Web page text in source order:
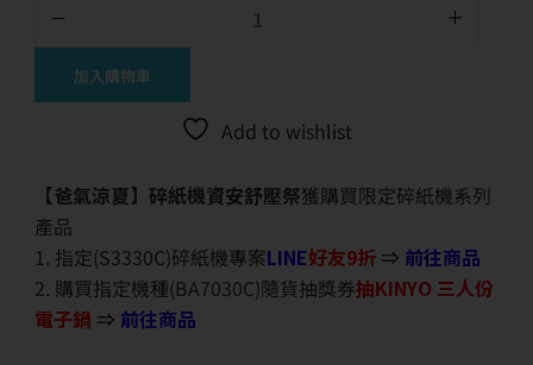
加入購物車
Add to wishlist
【爸氣涼夏】碎紙機資安舒壓祭獲購買限定碎紙機系列
產品
1. 指定(S3330C)碎紙機專案LINE好友9折 ⇒ 前往商品
2. 購買指定機種(BA7030C)隨貨抽獎券抽KINYO 三人份
電子鍋 ⇒ 前往商品